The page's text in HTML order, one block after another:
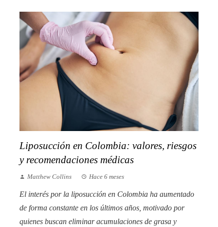
Liposucción en Colombia: valores, riesgos
y recomendaciones médicas
Matthew Collins Hace 6 meses
El interés por la liposucción en Colombia ha aumentado
de forma constante en los últimos años, motivado por
quienes buscan eliminar acumulaciones de grasa y